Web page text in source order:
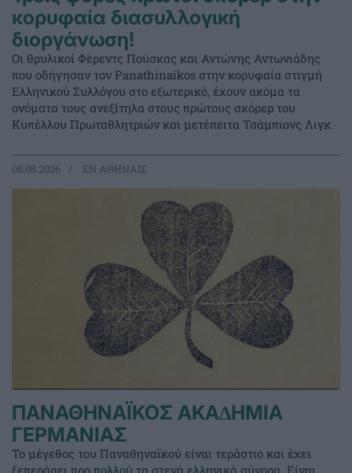
κορυφαία διασυλλογική
διοργάνωση!
Οι θρυλικοί Φέρεντς Πούσκας και Αντώνης Αντωνιάδης
που οδήγησαν τον Panathinaikos στην κορυφαία στιγμή
Ελληνικού Συλλόγου στο εξωτερικό, έχουν ακόμα τα
ονόματα τους ανεξίτηλα στους πρώτους σκόρερ του
Κυπέλλου Πρωταθλητριών και μετέπειτα Τσάμπιονς Λιγκ.
08.08.2026 EΝ ΑΘΗΝΑΙΣ
ΠΑΝΑΘΗΝΑΪΚΟΣ ΑΚΑ∆ΗΜΙΑ
ΓΕΡΜΑΝΙΑΣ
Το μέγεθος του Παναθηναϊκού είναι τεράστιο και έχει